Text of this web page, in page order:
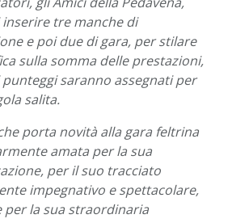
tre manche di
e poi due di gara, per stilare
sulla somma delle prestazioni,
saranno assegnati per
salita.
porta novità alla gara feltrina
amata per la sua
per il suo tracciato
impegnativo e spettacolare,
per la sua straordinaria